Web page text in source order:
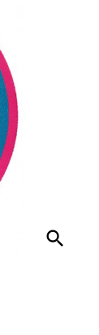
search